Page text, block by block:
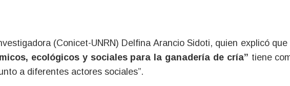
(Conicet-UNRN) Delfina Arancio Sidoti, quien explicó que
ecológicos y sociales para la ganadería de cría” tiene
a diferentes actores sociales”.